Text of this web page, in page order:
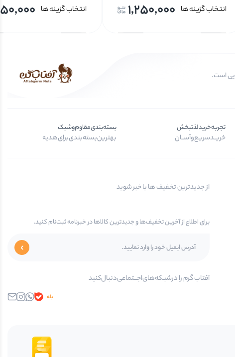
انتخاب گزینه ها 1,250,000 انتخاب گزینه ها
تجربه‌خرید‌لذتبخش
خریــد‌سریـع‌و‌آســان
بسته‌بندی‌مقاوم‌وشیک
بهترین‌بسته‌بندی‌برای‌هدیه
از جدیدترین تخفیف ها با خبر شوید
برای اطلاع از آخرین تخفیف‌ها و جدیدترین کالاها در خبرنامه ثبت‌نام کنید.
آفتاب گرم را در‌‌شبـکه‌های‌اجـــتماعی‌دنبال‌کنید
بلهواتساپ
اینستاگرامایمیل